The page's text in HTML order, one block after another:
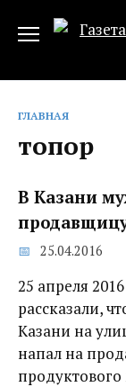
ГЛАВНАЯ
топор
В Казани
25.04.2016
25 апреля
рассказали,
Казани на
напал на